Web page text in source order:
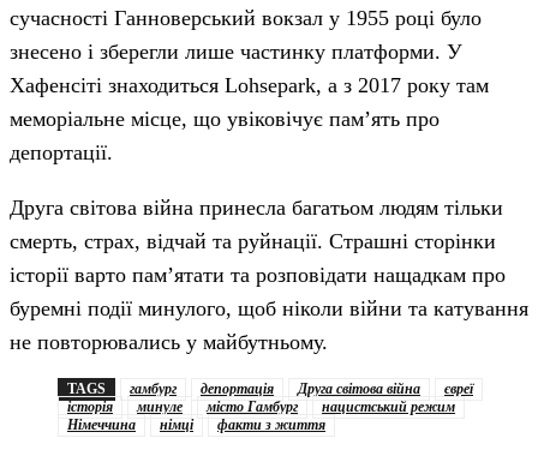
сучасності Ганноверський вокзал у 1955 році було
знесено і зберегли лише частинку платформи. У
Хафенсіті знаходиться Lohsepark, а з 2017 року там
меморіальне місце, що увіковічує пам’ять про
депортації.
Друга світова війна принесла багатьом людям тільки
смерть, страх, відчай та руйнації. Страшні сторінки
історії варто пам’ятати та розповідати нащадкам про
буремні події минулого, щоб ніколи війни та катування
не повторювались у майбутньому.
TAGS гамбург депортація Друга світова війна
євреї
історія
минуле місто Гамбург
нацистський режим
Німеччина
німці факти з життя